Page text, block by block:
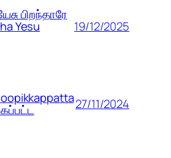
பிறந்தாரே
Yesu 19/12/2025
27/11/2024